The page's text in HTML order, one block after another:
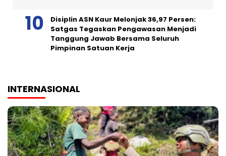
Disiplin ASN Kaur Melonjak 36,97 Persen:
Satgas Tegaskan Pengawasan Menjadi
Tanggung Jawab Bersama Seluruh
Pimpinan Satuan Kerja
INTERNASIONAL